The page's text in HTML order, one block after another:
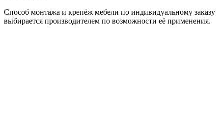
Способ монтажа и крепёж мебели по индивидуальному заказу
выбирается производителем по возможности её применения.